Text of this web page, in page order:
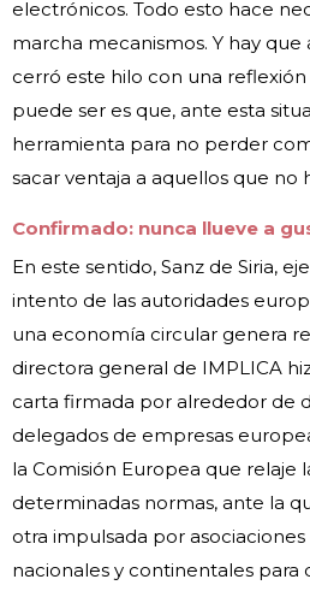
electrónicos. Todo esto hace
marcha mecanismos. Y hay que
cerró este hilo con una reflexión
puede ser es que, ante esta
herramienta para no perder
sacar ventaja a aquellos que no
Confirmado: nunca llueve a
En este sentido, Sanz de Siria,
intento de las autoridades
una economía circular genera
directora general de IMPLICA
carta firmada por alrededor de
delegados de empresas
la Comisión Europea que relaje
determinadas normas, ante la
otra impulsada por
nacionales y continentales para